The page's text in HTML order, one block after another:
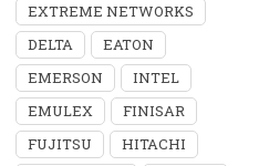
EXTREME NETWORKS
DELTA
EATON
EMERSON
INTEL
EMULEX
FINISAR
FUJITSU
HITACHI